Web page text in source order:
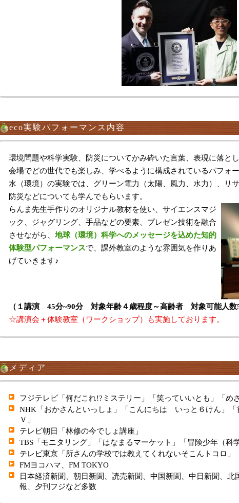
eco実験パフォーマンス内容
環境問題や科学実験、防災についてかみ砕いた言葉、表現に落と
会場でどの世代でも楽しみ、学べるように構成されているパフォー
水（環境）の実験では、グリーン電力（太陽、風力、水力）、リ
防災などについても学んでもらいます。
らんま先生手作りのオリジナル教材を使い、サイエンスマジ
ック、ジャグリング、手品などの要素、プレゼン技術を融合
させながら、地球（環境）科学へのメッセージを込めた知的
体験型パフォーマンスで、課外教室のような雰囲気を作りあ
げていきます♪
（１講演 45分~90分 対象年齢４歳程度～高齢者 対象可能人数
☆講演会＋体験教室（ワークショップ）も実施しております。
メディア
フジテレビ「何だこれ!?ミステリー」「笑っていいとも」「め
NHK「おかさんといっしょ」「こんにちは いっと６けん」「
Ｖ」
テレビ朝日「林修の今でしょ講座」
TBS「モニタリング」「はなまるマーケット」「冒険少年（科
テレビ東京「所さんの学校では教えてくれないそこんトコロ
FMヨコハマ、FM TOKYO
日本経済新聞、朝日新聞、読売新聞、中国新聞、中日新聞、北
報、夕刊フジなど多数